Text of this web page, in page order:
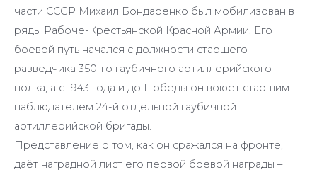
части СССР Михаил Бондаренко был мобилизован в
ряды Рабоче-Крестьянской Красной Армии. Его
боевой путь начался с должности старшего
разведчика 350-го гаубичного артиллерийского
полка, а с 1943 года и до Победы он воюет старшим
наблюдателем 24-й отдельной гаубичной
артиллерийской бригады.
Представление о том, как он сражался на фронте,
даёт наградной лист его первой боевой награды –